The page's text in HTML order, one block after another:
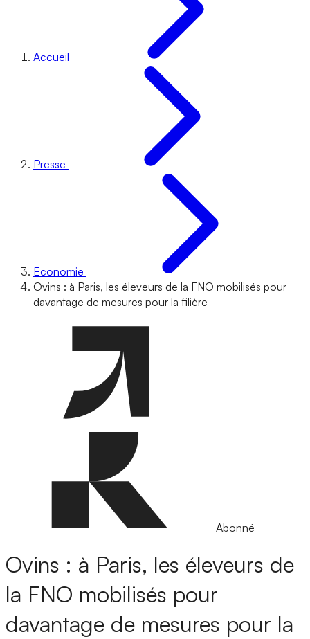
Accueil
Presse
Economie
Ovins : à Paris, les éleveurs de la FNO mobilisés pour
davantage de mesures pour la filière
Abonné
Ovins : à Paris, les éleveurs de
la FNO mobilisés pour
davantage de mesures pour la